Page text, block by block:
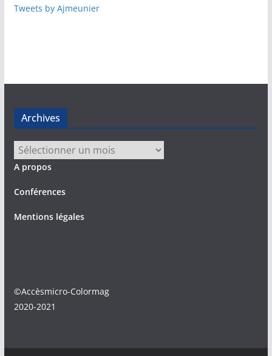
Tweets by Ajmeunier
Archives
Archives
A propos
Conférences
Mentions légales
©Accèsmicro-Colormag
2020-2021